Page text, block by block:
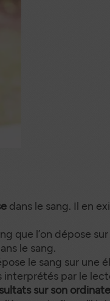
dans le sang. Il en
que l’on dépose
le sang.
le sang sur une
par le
sur son